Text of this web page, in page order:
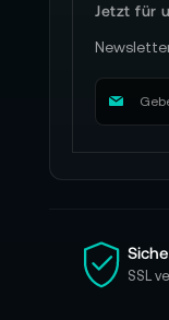
Jetzt für
M
d
i
e
s
SSL